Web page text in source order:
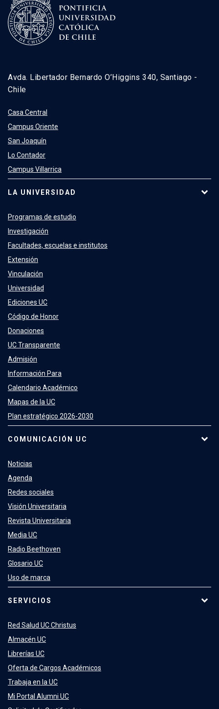
Avda. Libertador Bernardo O’Higgins 340, Santiago -
Chile
Casa Central
Campus Oriente
San Joaquín
Lo Contador
Campus Villarrica
LA UNIVERSIDAD
Programas de estudio
Investigación
Facultades, escuelas e institutos
Extensión
Vinculación
Universidad
Ediciones UC
Código de Honor
Donaciones
UC Transparente
Admisión
Información Para
Calendario Académico
Mapas de la UC
Plan estratégico 2026-2030
COMUNICACIÓN UC
Noticias
Agenda
Redes sociales
Visión Universitaria
Revista Universitaria
Media UC
Radio Beethoven
Glosario UC
Uso de marca
SERVICIOS
Red Salud UC Christus
Almacén UC
Librerías UC
Oferta de Cargos Académicos
Trabaja en la UC
Mi Portal Alumni UC